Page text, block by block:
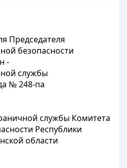
Председателя
безопасности
-
службы
№ 248-па
службы Комитета
Республики
области